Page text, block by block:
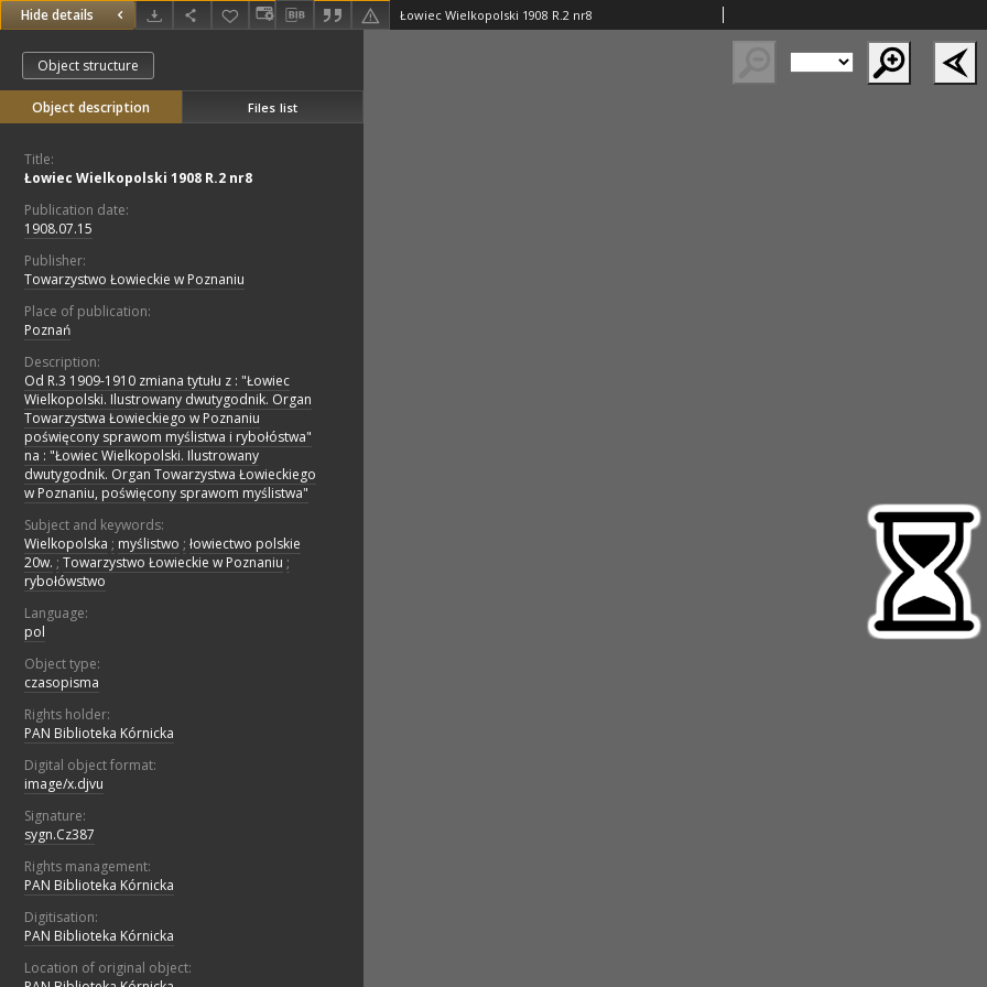
Hide details Łowiec Wielkopolski 1908 R.2 nr8
Object structure
Object description Files list
Title:
Łowiec Wielkopolski 1908 R.2 nr8
Publication date:
1908.07.15
Publisher:
Towarzystwo Łowieckie w Poznaniu
Place of publication:
Poznań
Description:
Od R.3 1909-1910 zmiana tytułu z : "Łowiec
Wielkopolski. Ilustrowany dwutygodnik. Organ
Towarzystwa Łowieckiego w Poznaniu
poświęcony sprawom myślistwa i rybołóstwa"
na : "Łowiec Wielkopolski. Ilustrowany
dwutygodnik. Organ Towarzystwa Łowieckiego
w Poznaniu, poświęcony sprawom myślistwa"
Subject and keywords:
Wielkopolska ; myślistwo ; łowiectwo polskie
20w. ; Towarzystwo Łowieckie w Poznaniu ;
rybołówstwo
Language:
pol
Object type:
czasopisma
Rights holder:
PAN Biblioteka Kórnicka
Digital object format:
image/x.djvu
Signature:
sygn.Cz387
Rights management:
PAN Biblioteka Kórnicka
Digitisation:
PAN Biblioteka Kórnicka
Location of original object: